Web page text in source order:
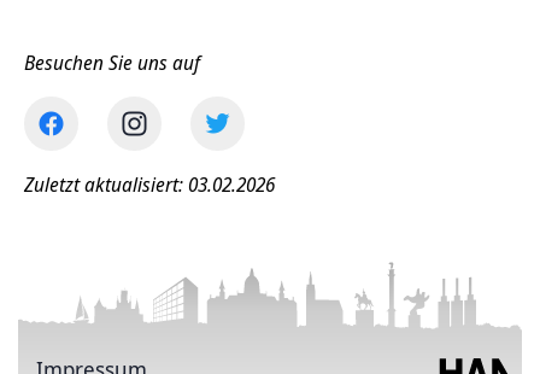
Besuchen Sie uns auf
Zuletzt aktualisiert: 03.02.2026